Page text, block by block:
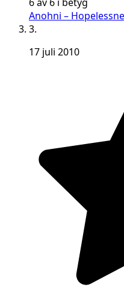
Anohni –
3.
17 juli 2010